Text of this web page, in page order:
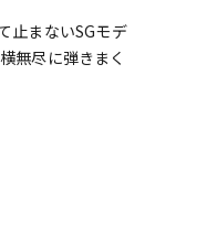
止まないSGモデ
無尽に弾きまく